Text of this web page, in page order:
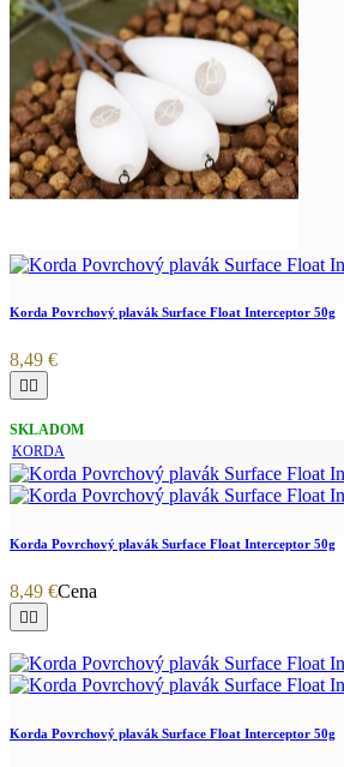
Korda Povrchový plavák Surface Float Interceptor 50g
8,49 €
 
SKLADOM
KORDA
Korda Povrchový plavák Surface Float Interceptor 50g
8,49 €Cena
 
Korda Povrchový plavák Surface Float Interceptor 50g